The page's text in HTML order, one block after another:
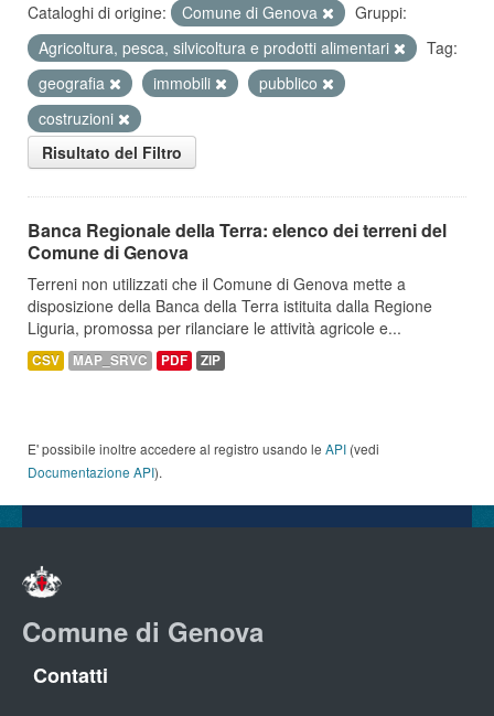
Cataloghi di origine: Comune di Genova
Gruppi:
Agricoltura, pesca, silvicoltura e prodotti alimentari
Tag:
geografia
immobili
pubblico
costruzioni
Risultato del Filtro
Banca Regionale della Terra: elenco dei terreni del
Comune di Genova
Terreni non utilizzati che il Comune di Genova mette a
disposizione della Banca della Terra istituita dalla Regione
Liguria, promossa per rilanciare le attività agricole e...
CSV MAP_SRVC PDF ZIP
E' possibile inoltre accedere al registro usando le API (vedi
Documentazione API).
Comune di Genova
Contatti